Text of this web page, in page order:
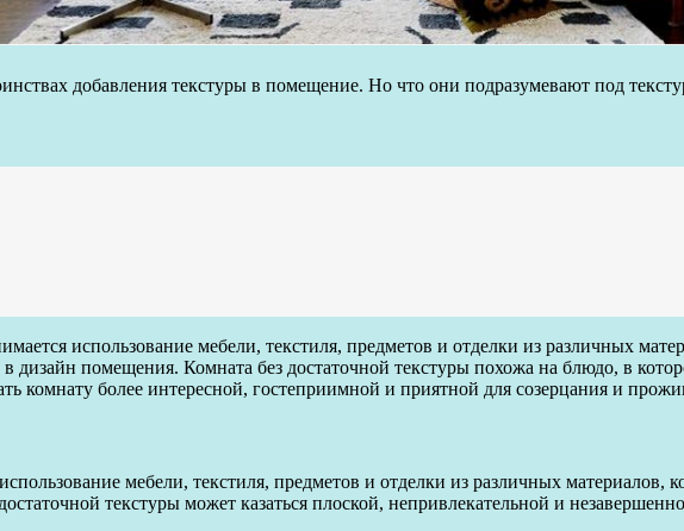
добавления текстуры в помещение. Но что они подразумевают под
использование мебели, текстиля, предметов и отделки из различных
дизайн помещения. Комната без достаточной текстуры похожа на блюдо, в
комнату более интересной, гостеприимной и приятной для созерцания и
мебели, текстиля, предметов и отделки из различных
текстуры может казаться плоской, непривлекательной и